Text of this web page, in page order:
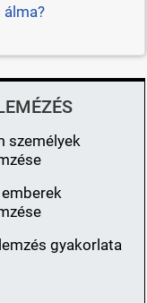
álma?
személyek
gyakorlata